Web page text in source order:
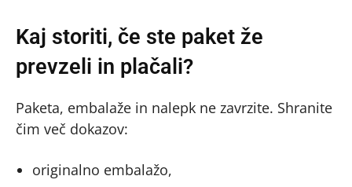
Kaj storiti, če ste paket že
prevzeli in plačali?
Paketa, embalaže in nalepk ne zavrzite. Shranite
čim več dokazov:
originalno embalažo,